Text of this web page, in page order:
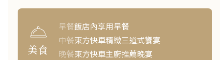
美食
早餐飯店內享用早餐
中餐東方快車精緻三道式饗宴
晚餐東方快車主廚推薦晚宴